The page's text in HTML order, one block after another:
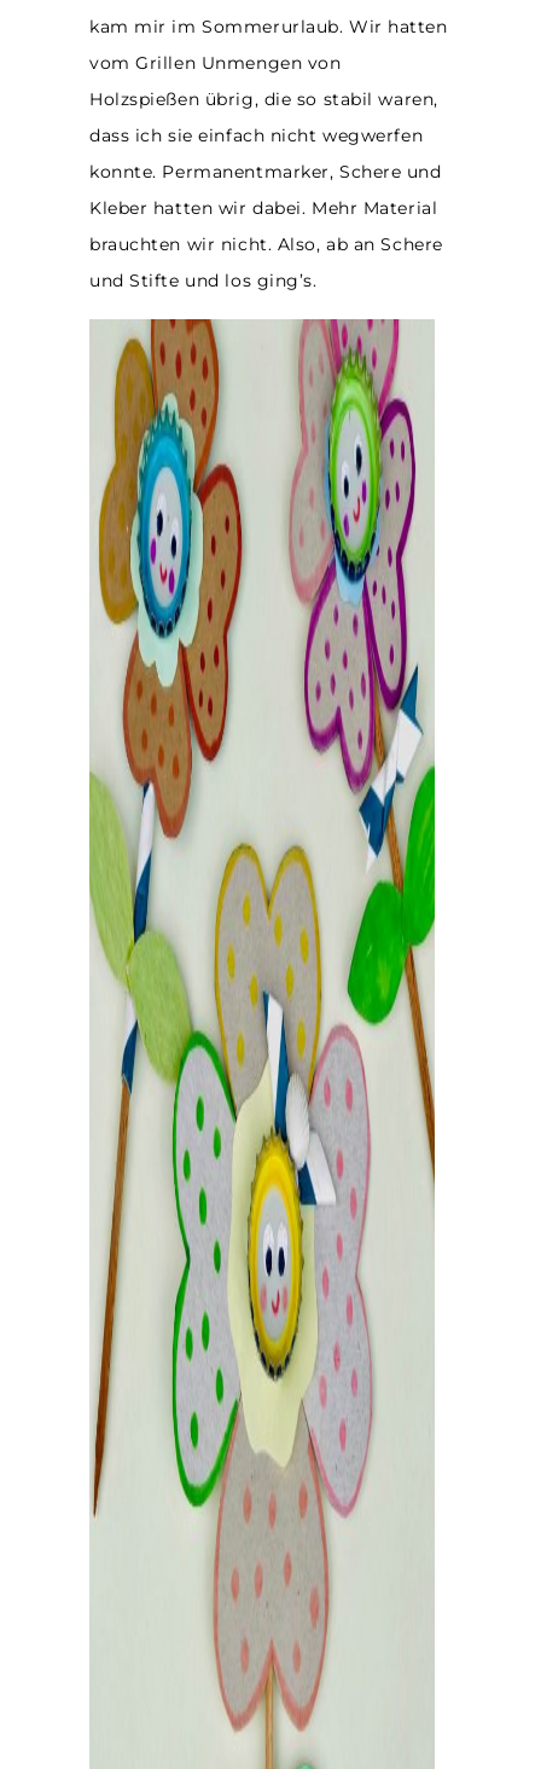
kam mir im Sommerurlaub. Wir hatten
vom Grillen Unmengen von
Holzspießen übrig, die so stabil waren,
dass ich sie einfach nicht wegwerfen
konnte. Permanentmarker, Schere und
Kleber hatten wir dabei. Mehr Material
brauchten wir nicht. Also, ab an Schere
und Stifte und los ging’s.